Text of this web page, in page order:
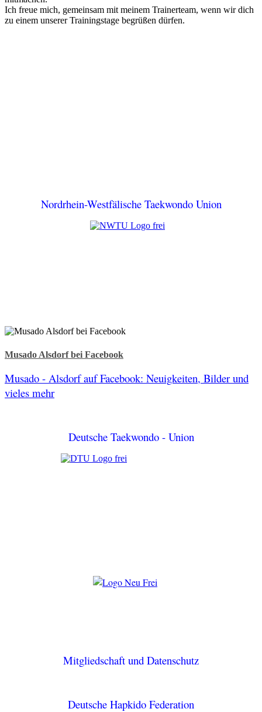
Ich freue mich, gemeinsam mit meinem Trainerteam, wenn wir dich
zu einem unserer Trainingstage begrüßen dürfen.
Nordrhein-Westfälische Taekwondo Union
Musado Alsdorf bei Facebook
Musado - Alsdorf auf Facebook: Neuigkeiten, Bilder und
vieles mehr
Deutsche Taekwondo - Union
Mitgliedschaft und Datenschutz
Deutsche Hapkido Federation